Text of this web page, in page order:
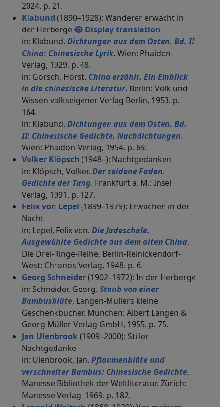
2024. p. 21.
Klabund (1890–1928): Wanderer erwacht in
der Herberge
Display translation
in: Klabund. Dichtungen aus dem Osten. Bd. II
China: Chinesische Lyrik. Wien: Phaidon-
Verlag, 1929. p. 48.
in: Görsch, Horst. China erzählt. Ein Einblick
in die chinesische Literatur. Berlin: Volk und
Wissen volkseigener Verlag Berlin, 1953. p.
164.
in: Klabund. Dichtungen aus dem Osten. Bd.
II: Chinesische Gedichte. Nachdichtungen.
Wien: Phaidon-Verlag, 1954. p. 69.
Volker Klöpsch (1948–): Nachtgedanken
in: Klöpsch, Volker. Der seidene Faden.
Gedichte der Tang. Frankfurt a. M.: Insel
Verlag, 1991. p. 127.
Felix von Lepel (1899–1979): Erwachen in der
Nacht
in: Lepel, Felix von. Die Jadeschale.
Ausgewählte Gedichte aus dem alten China,
Die Drei-Ringe-Reihe. Berlin-Reinickendorf-
West: Chronos Verlag, 1948. p. 6.
Georg Schneider(1902–1972): In der Herberge
in: Schneider, Georg. Staub von einer
Bambusblüte, Langen-Müllers kleine
Geschenkbücher. München: Albert Langen &
Georg Müller Verlag GmbH, 1955. p. 75.
Jan Ulenbrook(1909–2000): Stiller
Nachtgedanke
in: Ulenbrook, Jan. Pflaumenblüte und
verschneiter Bambus: Chinesische Gedichte,
Manesse Bibliothek der Weltliteratur. Zürich:
Manesse Verlag, 1969. p. 182.